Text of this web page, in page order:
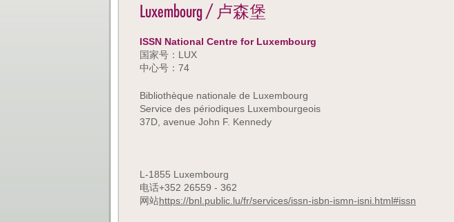
Luxembourg / 卢森堡
ISSN National Centre for Luxembourg
国家号：LUX
中心号：74
Bibliothèque nationale de Luxembourg
Service des périodiques Luxembourgeois
37D, avenue John F. Kennedy
L-1855 Luxembourg
电话+352 26559 - 362
网站https://bnl.public.lu/fr/services/issn-isbn-ismn-isni.html#issn